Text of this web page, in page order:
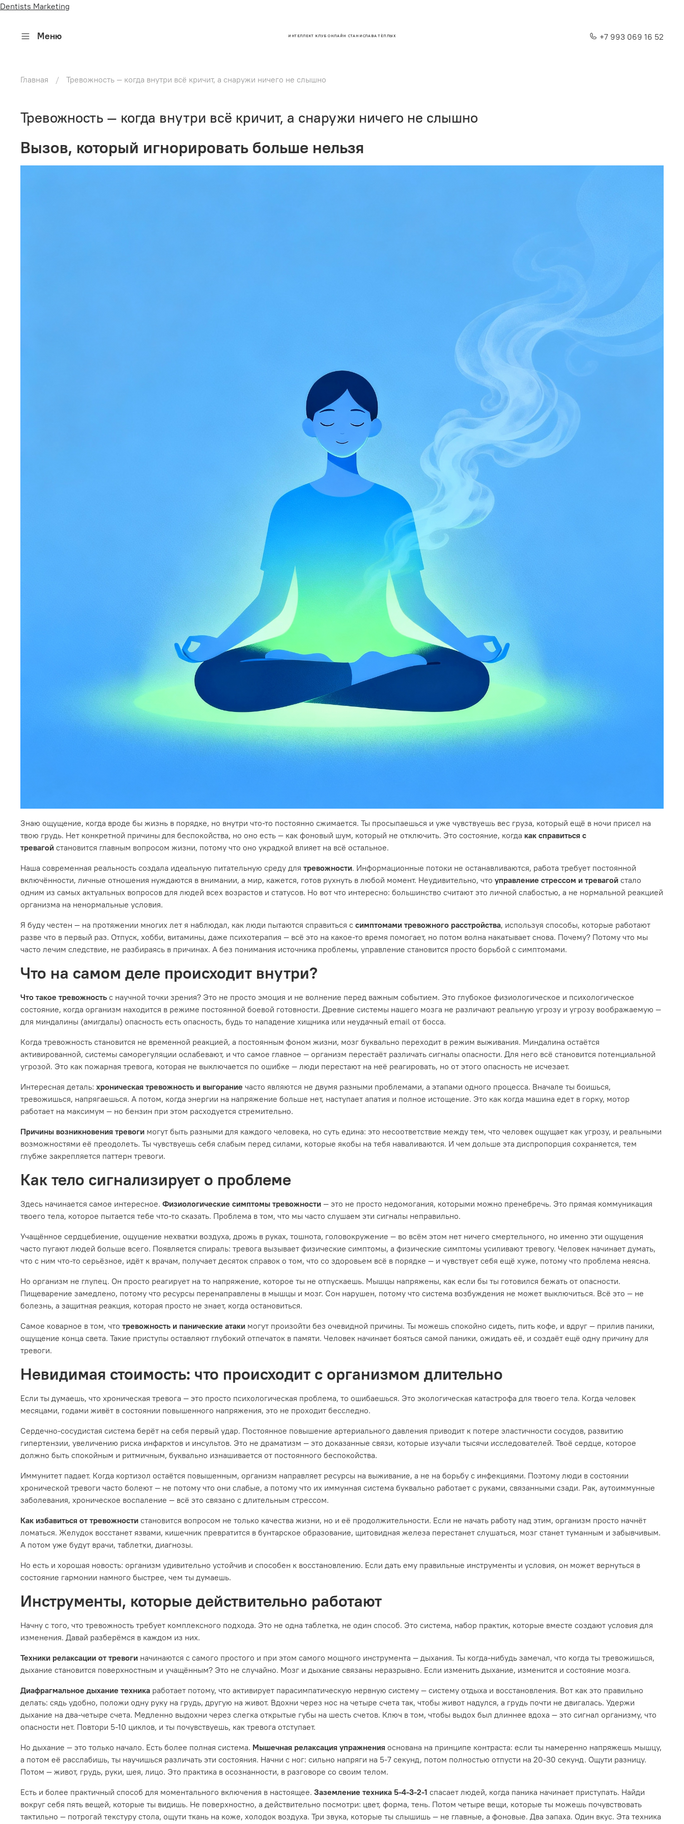
Dentists Marketing
Меню ИНТЕЛЛЕКТ КЛУБ ОНЛАЙН СТАНИСЛАВА ТЁПЛЫХ +7 993 069 16 52
Главная Тревожность — когда внутри всё кричит, а снаружи ничего не слышно
Тревожность — когда внутри всё кричит, а снаружи ничего не слышно
Вызов, который игнорировать больше нельзя
Знаю ощущение, когда вроде бы жизнь в порядке, но внутри что-то постоянно сжимается. Ты просыпаешься и уже чувствуешь вес груза, который ещё в ночи присел на
твою грудь. Нет конкретной причины для беспокойства, но оно есть — как фоновый шум, который не отключить. Это состояние, когда как справиться с
тревагой становится главным вопросом жизни, потому что оно украдкой влияет на всё остальное.
Наша современная реальность создала идеальную питательную среду для тревожности. Информационные потоки не останавливаются, работа требует постоянной
включённости, личные отношения нуждаются в внимании, а мир, кажется, готов рухнуть в любой момент. Неудивительно, что управление стрессом и тревагой стало
одним из самых актуальных вопросов для людей всех возрастов и статусов. Но вот что интересно: большинство считают это личной слабостью, а не нормальной реакцией
организма на ненормальные условия.
Я буду честен — на протяжении многих лет я наблюдал, как люди пытаются справиться с симптомами тревожного расстройства, используя способы, которые работают
разве что в первый раз. Отпуск, хобби, витамины, даже психотерапия — всё это на какое-то время помогает, но потом волна накатывает снова. Почему? Потому что мы
часто лечим следствие, не разбираясь в причинах. А без понимания источника проблемы, управление становится просто борьбой с симптомами.
Что на самом деле происходит внутри?
Что такое тревожность с научной точки зрения? Это не просто эмоция и не волнение перед важным событием. Это глубокое физиологическое и психологическое
состояние, когда организм находится в режиме постоянной боевой готовности. Древние системы нашего мозга не различают реальную угрозу и угрозу воображаемую —
для миндалины (амигдалы) опасность есть опасность, будь то нападение хищника или неудачный email от босса.
Когда тревожность становится не временной реакцией, а постоянным фоном жизни, мозг буквально переходит в режим выживания. Миндалина остаётся
активированной, системы саморегуляции ослабевают, и что самое главное — организм перестаёт различать сигналы опасности. Для него всё становится потенциальной
угрозой. Это как пожарная тревога, которая не выключается по ошибке — люди перестают на неё реагировать, но от этого опасность не исчезает.
Интересная деталь: хроническая тревожность и выгорание часто являются не двумя разными проблемами, а этапами одного процесса. Вначале ты боишься,
тревожишься, напрягаешься. А потом, когда энергии на напряжение больше нет, наступает апатия и полное истощение. Это как когда машина едет в горку, мотор
работает на максимум — но бензин при этом расходуется стремительно.
Причины возникновения тревоги могут быть разными для каждого человека, но суть едина: это несоответствие между тем, что человек ощущает как угрозу, и реальными
возможностями её преодолеть. Ты чувствуешь себя слабым перед силами, которые якобы на тебя наваливаются. И чем дольше эта диспропорция сохраняется, тем
глубже закрепляется паттерн тревоги.
Как тело сигнализирует о проблеме
Здесь начинается самое интересное. Физиологические симптомы тревожности — это не просто недомогания, которыми можно пренебречь. Это прямая коммуникация
твоего тела, которое пытается тебе что-то сказать. Проблема в том, что мы часто слушаем эти сигналы неправильно.
Учащённое сердцебиение, ощущение нехватки воздуха, дрожь в руках, тошнота, головокружение — во всём этом нет ничего смертельного, но именно эти ощущения
часто пугают людей больше всего. Появляется спираль: тревога вызывает физические симптомы, а физические симптомы усиливают тревогу. Человек начинает думать,
что с ним что-то серьёзное, идёт к врачам, получает десяток справок о том, что со здоровьем всё в порядке — и чувствует себя ещё хуже, потому что проблема неясна.
Но организм не глупец. Он просто реагирует на то напряжение, которое ты не отпускаешь. Мышцы напряжены, как если бы ты готовился бежать от опасности.
Пищеварение замедлено, потому что ресурсы перенаправлены в мышцы и мозг. Сон нарушен, потому что система возбуждения не может выключиться. Всё это — не
болезнь, а защитная реакция, которая просто не знает, когда остановиться.
Самое коварное в том, что тревожность и панические атаки могут произойти без очевидной причины. Ты можешь спокойно сидеть, пить кофе, и вдруг — прилив паники,
ощущение конца света. Такие приступы оставляют глубокий отпечаток в памяти. Человек начинает бояться самой паники, ожидать её, и создаёт ещё одну причину для
тревоги.
Невидимая стоимость: что происходит с организмом длительно
Если ты думаешь, что хроническая тревога — это просто психологическая проблема, то ошибаешься. Это экологическая катастрофа для твоего тела. Когда человек
месяцами, годами живёт в состоянии повышенного напряжения, это не проходит бесследно.
Сердечно-сосудистая система берёт на себя первый удар. Постоянное повышение артериального давления приводит к потере эластичности сосудов, развитию
гипертензии, увеличению риска инфарктов и инсультов. Это не драматизм — это доказанные связи, которые изучали тысячи исследователей. Твоё сердце, которое
должно быть спокойным и ритмичным, буквально изнашивается от постоянного беспокойства.
Иммунитет падает. Когда кортизол остаётся повышенным, организм направляет ресурсы на выживание, а не на борьбу с инфекциями. Поэтому люди в состоянии
хронической тревоги часто болеют — не потому что они слабые, а потому что их иммунная система буквально работает с руками, связанными сзади. Рак, аутоиммунные
заболевания, хроническое воспаление — всё это связано с длительным стрессом.
Как избавиться от тревожности становится вопросом не только качества жизни, но и её продолжительности. Если не начать работу над этим, организм просто начнёт
ломаться. Желудок восстанет язвами, кишечник превратится в бунтарское образование, щитовидная железа перестанет слушаться, мозг станет туманным и забывчивым.
А потом уже будут врачи, таблетки, диагнозы.
Но есть и хорошая новость: организм удивительно устойчив и способен к восстановлению. Если дать ему правильные инструменты и условия, он может вернуться в
состояние гармонии намного быстрее, чем ты думаешь.
Инструменты, которые действительно работают
Начну с того, что тревожность требует комплексного подхода. Это не одна таблетка, не один способ. Это система, набор практик, которые вместе создают условия для
изменения. Давай разберёмся в каждом из них.
Техники релаксации от тревоги начинаются с самого простого и при этом самого мощного инструмента — дыхания. Ты когда-нибудь замечал, что когда ты тревожишься,
дыхание становится поверхностным и учащённым? Это не случайно. Мозг и дыхание связаны неразрывно. Если изменить дыхание, изменится и состояние мозга.
Диафрагмальное дыхание техника работает потому, что активирует парасимпатическую нервную систему — систему отдыха и восстановления. Вот как это правильно
делать: сядь удобно, положи одну руку на грудь, другую на живот. Вдохни через нос на четыре счета так, чтобы живот надулся, а грудь почти не двигалась. Удержи
дыхание на два-четыре счета. Медленно выдохни через слегка открытые губы на шесть счетов. Ключ в том, чтобы выдох был длиннее вдоха — это сигнал организму, что
опасности нет. Повтори 5-10 циклов, и ты почувствуешь, как тревога отступает.
Но дыхание — это только начало. Есть более полная система. Мышечная релаксация упражнения основана на принципе контраста: если ты намеренно напряжешь мышцу,
а потом её расслабишь, ты научишься различать эти состояния. Начни с ног: сильно напряги на 5-7 секунд, потом полностью отпусти на 20-30 секунд. Ощути разницу.
Потом — живот, грудь, руки, шея, лицо. Это практика в осознанности, в разговоре со своим телом.
Есть и более практичный способ для моментального включения в настоящее. Заземление техника 5-4-3-2-1 спасает людей, когда паника начинает приступать. Найди
вокруг себя пять вещей, которые ты видишь. Не поверхностно, а действительно посмотри: цвет, форма, тень. Потом четыре вещи, которые ты можешь почувствовать
тактильно — потрогай текстуру стола, ощути ткань на коже, холодок воздуха. Три звука, которые ты слышишь — не главные, а фоновые. Два запаха. Один вкус. Эта техника